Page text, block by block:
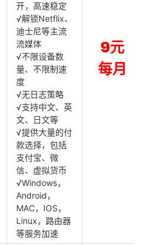
开，高速稳定
√解锁Netflix、
迪士尼等主流
流媒体
√不限设备数
量、不限制速
度
√无日志策略
√支持中文、英
文、日文等
√提供大量的付
款选择，包括
支付宝、微
信、虚拟货币
√Windows，
Android，
MAC，IOS，
Linux，路由器
等服务加速
9元
每月